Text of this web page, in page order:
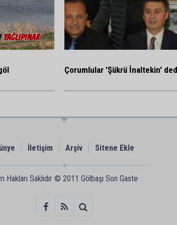
Çorumlular 'Şükrü İnaltekin'
İletişim Arşiv Sitene Ekle
Hakları Saklıdır © 2011 Gölbaşı Son Gaste